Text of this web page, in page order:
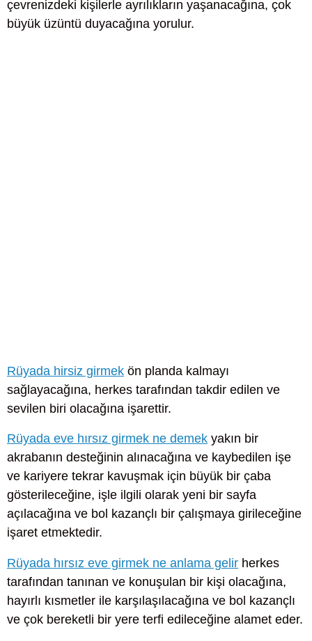
çevrenizdeki kişilerle ayrılıkların yaşanacağına, çok
büyük üzüntü duyacağına yorulur.
Rüyada hirsiz girmek ön planda kalmayı
sağlayacağına, herkes tarafından takdir edilen ve
sevilen biri olacağına işarettir.
Rüyada eve hırsız girmek ne demek yakın bir
akrabanın desteğinin alınacağına ve kaybedilen işe
ve kariyere tekrar kavuşmak için büyük bir çaba
gösterileceğine, işle ilgili olarak yeni bir sayfa
açılacağına ve bol kazançlı bir çalışmaya girileceğine
işaret etmektedir.
Rüyada hırsız eve girmek ne anlama gelir herkes
tarafından tanınan ve konuşulan bir kişi olacağına,
hayırlı kısmetler ile karşılaşılacağına ve bol kazançlı
ve çok bereketli bir yere terfi edileceğine alamet eder.